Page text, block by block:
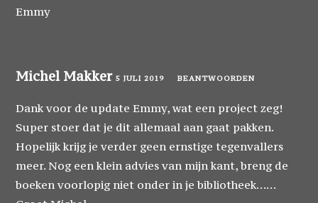
Emmy
Michel Makker5 JULI 2019 BEANTWOORDEN
Dank voor de update Emmy, wat een project zeg!
Super stoer dat je dit allemaal aan gaat pakken.
Hopelijk krijg je verder geen ernstige tegenvallers
meer. Nog een klein advies van mijn kant, breng de
boeken voorlopig niet onder in je bibliotheek……